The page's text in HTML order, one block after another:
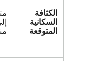
الكثافة
السكانية
المتوقعة